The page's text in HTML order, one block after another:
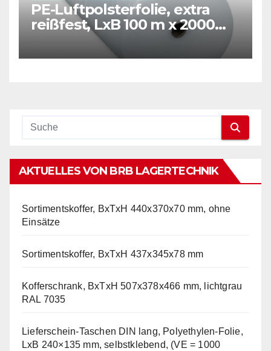
PE-Luftpolsterfolie, extra
reißfest, LxB 100 m x 2000
mm, Stärke 50 mµ, 2-Schicht-
Folie, transparent
AKTUELLES VON BRB LAGERTECHNIK
Sortimentskoffer, BxTxH 440x370x70 mm, ohne
Einsätze
Sortimentskoffer, BxTxH 437x345x78 mm
Kofferschrank, BxTxH 507x378x466 mm, lichtgrau
RAL 7035
Lieferschein-Taschen DIN lang, Polyethylen-Folie,
LxB 240×135 mm, selbstklebend, (VE = 1000